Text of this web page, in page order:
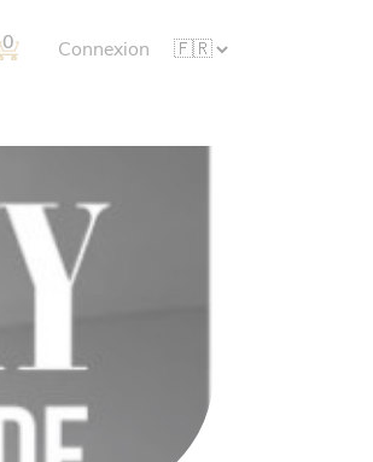
0 Connexion